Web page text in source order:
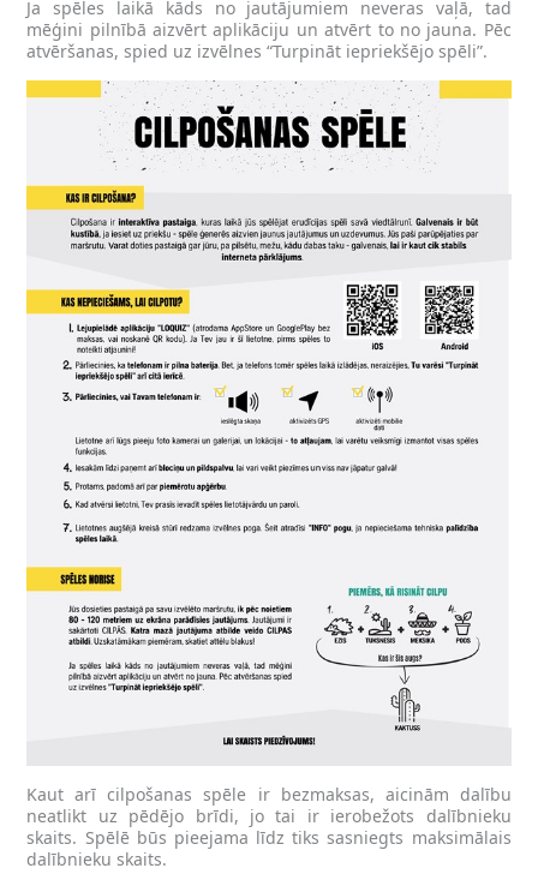
Ja spēles laikā kāds no jautājumiem neveras vaļā, tad
mēģini pilnībā aizvērt aplikāciju un atvērt to no jauna. Pēc
atvēršanas, spied uz izvēlnes “Turpināt iepriekšējo spēli”.
Kaut arī cilpošanas spēle ir bezmaksas, aicinām dalību
neatlikt uz pēdējo brīdi, jo tai ir ierobežots dalībnieku
skaits. Spēlē būs pieejama līdz tiks sasniegts maksimālais
dalībnieku skaits.